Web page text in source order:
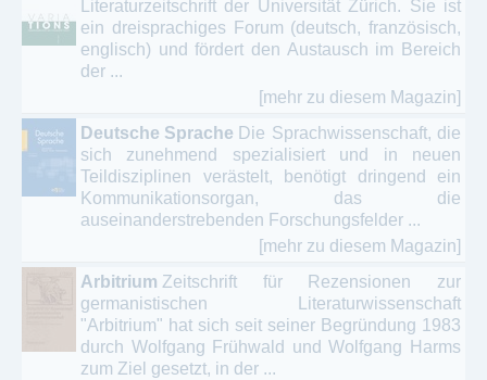
Literaturzeitschrift der Universität Zürich. Sie ist
ein dreisprachiges Forum (deutsch, französisch,
englisch) und fördert den Austausch im Bereich
der ...
[mehr zu diesem Magazin]
Deutsche Sprache Die Sprachwissenschaft, die
sich zunehmend spezialisiert und in neuen
Teildisziplinen verästelt, benötigt dringend ein
Kommunikationsorgan, das die
auseinanderstrebenden Forschungsfelder ...
[mehr zu diesem Magazin]
Arbitrium Zeitschrift für Rezensionen zur
germanistischen Literaturwissenschaft
"Arbitrium" hat sich seit seiner Begründung 1983
durch Wolfgang Frühwald und Wolfgang Harms
zum Ziel gesetzt, in der ...